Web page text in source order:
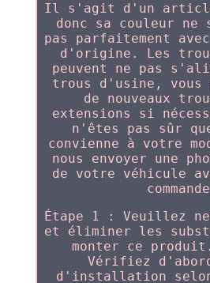
Il s'agit d'un article
donc sa couleur ne
pas parfaitement
d'origine. Les
peuvent ne pas
trous d'usine, vous
de nouveaux
extensions si
n'êtes pas sûr
convienne à votre
nous envoyer une
de votre véhicule
Étape 1 : Veuillez
et éliminer les
monter ce
Vérifiez
d'installation